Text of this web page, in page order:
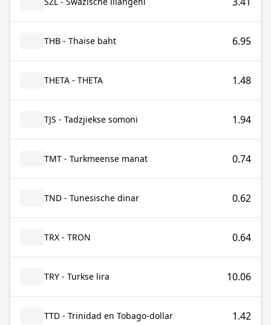
THB - Thaise baht 6.95
THETA - THETA 1.48
TJS - Tadzjiekse somoni 1.94
TMT - Turkmeense manat 0.74
TND - Tunesische dinar 0.62
TRX - TRON 0.64
TRY - Turkse lira 10.06
TTD - Trinidad en Tobago-dollar 1.42